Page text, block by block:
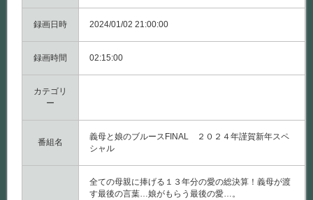
新
ペ
ル
録画日時 2024/01/02 21:00:00
録画時間 02:15:00
カテゴリ
ー
番組名
義母と娘のブルースFINAL ２０２４年謹賀新年スペ
シャル
全ての母親に捧げる１３年分の愛の総決算！義母が渡
す最後の言葉…娘がもらう最後の愛…。